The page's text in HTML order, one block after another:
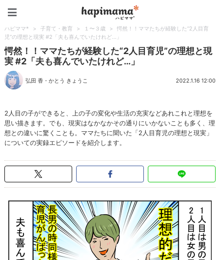
ハピママ* > 子育て・教育 > １〜３歳 >
愕然！！ママたちが経験した“2人目育
児”の理想と現実 #2「夫も喜んでいたけれど…」
愕然！！ママたちが経験した“2人目育児”の理想と現
実 #2「夫も喜んでいたけれど…」
弘田 香 ・かとう きょうこ 2022.1.16 12:00
2人目の子ができると、上の子の変化や生活の充実などあれこれと理想を
思い描きます。でも、現実はなかなかその通りにいかないことも多く、理
想との違いに驚くことも。ママたちに聞いた「2人目育児の理想と現実」
についての実録エピソードを紹介します。